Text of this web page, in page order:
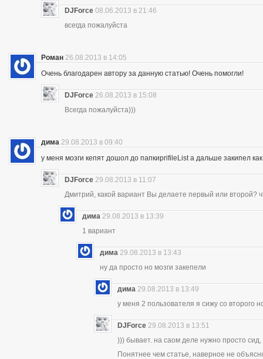
DJForce 08.06.2013 в 21:46
всегда пожалуйста
Роман 26.08.2013 в 14:05
Очень благодарен автору за данную статью! Очень помогли!
DJForce 26.08.2013 в 15:08
Всегда пожалуйста)))
дима 29.08.2013 в 09:40
у меня мозги кепят дошол до папкиprifileList а дальше закипел
DJForce 29.08.2013 в 11:07
Дмитрий, какой вариант Вы делаете первый или второй?
дима 29.08.2013 в 13:39
1 вариант
дима 29.08.2013 в 13:43
ну да просто но мозги закепели
дима 29.08.2013 в 13:49
у меня 2 пользователя я сижу со второго
DJForce 29.08.2013 в 13:51
))) бывает. на саом деле нужно просто
Понятнее чем статье, наверное не